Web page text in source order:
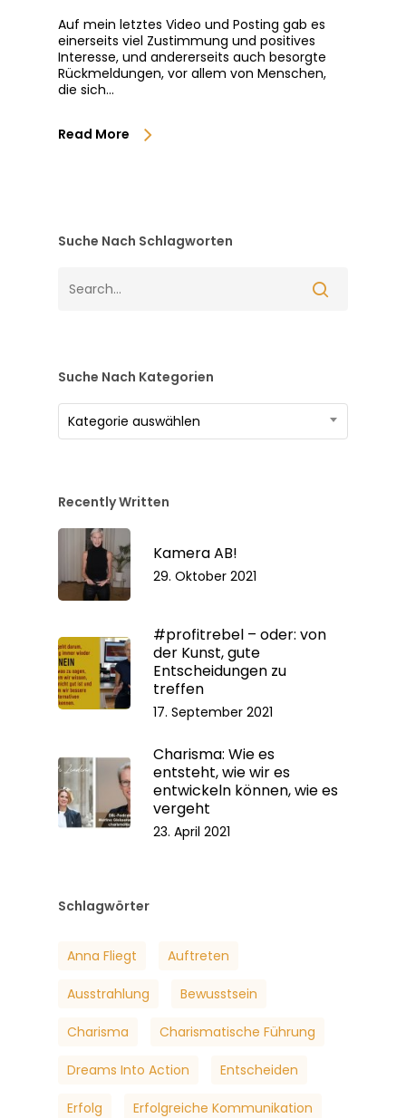
Auf mein letztes Video und Posting gab es
einerseits viel Zustimmung und positives
Interesse, und andererseits auch besorgte
Rückmeldungen, vor allem von Menschen,
die sich…
Read More
Suche Nach Schlagworten
Suche Nach Kategorien
Suche
nach
Kategorie auswählen
Recently Written
Kamera AB!
29. Oktober 2021
#profitrebel – oder: von
der Kunst, gute
Entscheidungen zu
treffen
17. September 2021
Charisma: Wie es
entsteht, wie wir es
entwickeln können, wie es
vergeht
23. April 2021
Schlagwörter
Anna Fliegt Auftreten
Ausstrahlung Bewusstsein
Charisma Charismatische Führung
Dreams Into Action Entscheiden
Erfolg Erfolgreiche Kommunikation